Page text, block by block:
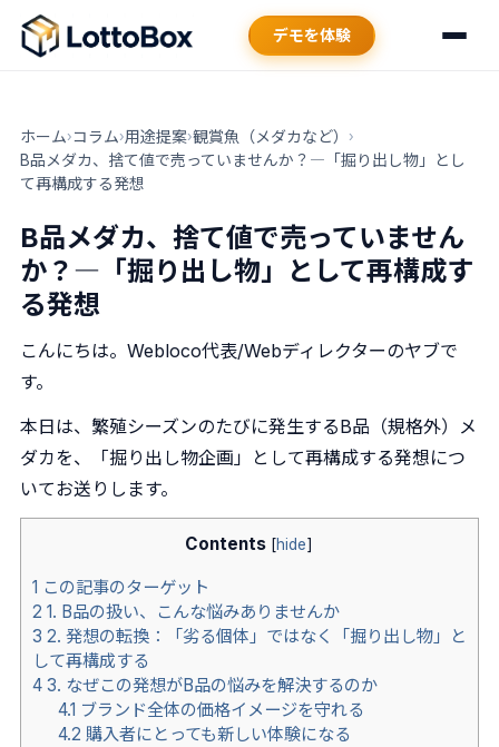
デモを体験
料金プラン
よくある質問
コラム
お知らせ
ホーム›コラム›用途提案›観賞魚（メダカなど） ›
B品メダカ、捨て値で売っていませんか？―「掘り出し物」とし
て再構成する発想
B品メダカ、捨て値で売っていません
か？―「掘り出し物」として再構成す
る発想
こんにちは。Webloco代表/Webディレクターのヤブで
す。
本日は、繁殖シーズンのたびに発生するB品（規格外）メ
ダカを、「掘り出し物企画」として再構成する発想につ
いてお送りします。
Contents [hide]
1 この記事のターゲット
2 1. B品の扱い、こんな悩みありませんか
3 2. 発想の転換：「劣る個体」ではなく「掘り出し物」と
して再構成する
43. なぜこの発想がB品の悩みを解決するのか
4.1 ブランド全体の価格イメージを守れる
4.2 購入者にとっても新しい体験になる